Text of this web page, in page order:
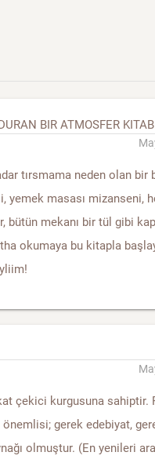
BIR ATMOSFER
tırsmama neden olan bir
yemek masası mizanseni,
bütün mekanı bir tül gibi
okumaya bu kitapla
çekici kurgusuna sahiptir.
önemlisi; gerek edebiyat,
olmuştur. (En yenileri